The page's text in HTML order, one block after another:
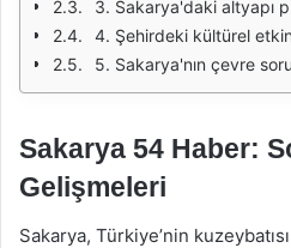
3. Sakarya'daki altyapı
4. Şehirdeki kültürel
5. Sakarya'nın çevre
Sakarya 54 Haber:
Gelişmeleri
Sakarya, Türkiye’nin